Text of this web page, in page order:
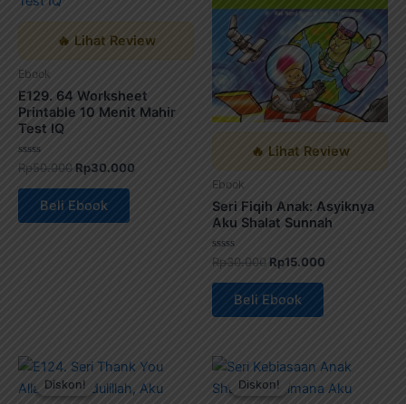
🔥 Lihat Review
Ebook
E129. 64 Worksheet
Printable 10 Menit Mahir
Test IQ
Dinilai
0
dari
Rp50.000 Rp30.000
Beli Ebook
🔥 Lihat Review
Ebook
Seri Fiqih Anak: Asyiknya
Aku Shalat Sunnah
Dinilai
0
dari
Rp30.000 Rp15.000
Rp15.000.
Beli Ebook
Diskon!
Diskon!
Harga
aslinya
adalah:
Harga
ini
Diskon!
Diskon!
Harga
aslinya
adalah:
Harga
ini